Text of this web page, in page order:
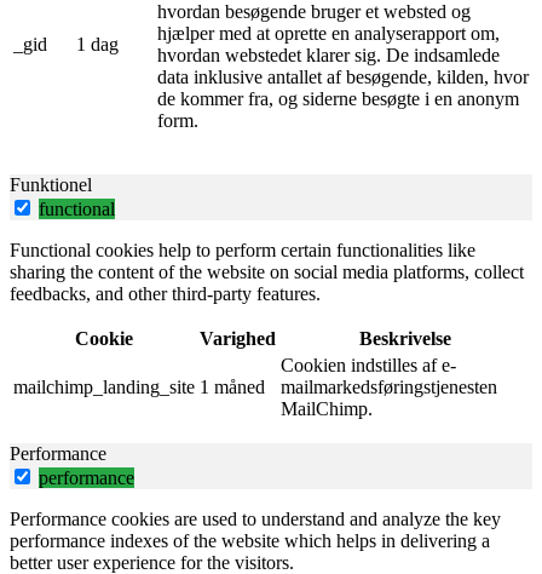
_gid 1 dag
hvordan besøgende bruger et websted og
hjælper med at oprette en analyserapport om,
hvordan webstedet klarer sig. De indsamlede
data inklusive antallet af besøgende, kilden, hvor
de kommer fra, og siderne besøgte i en anonym
form.
Funktionel
functional
Functional cookies help to perform certain functionalities like
sharing the content of the website on social media platforms, collect
feedbacks, and other third-party features.
Cookie Varighed Beskrivelse
mailchimp_landing_site 1 måned
Cookien indstilles af e-
mailmarkedsføringstjenesten
MailChimp.
Performance
performance
Performance cookies are used to understand and analyze the key
performance indexes of the website which helps in delivering a
better user experience for the visitors.